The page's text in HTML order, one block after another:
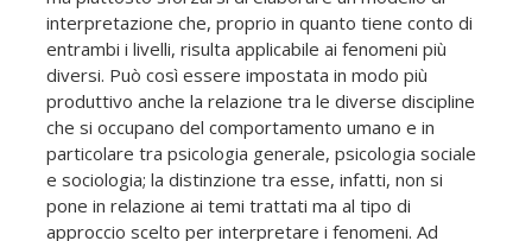
interpretazione che, proprio in quanto tiene conto di
entrambi i livelli, risulta applicabile ai fenomeni più
diversi. Può così essere impostata in modo più
produttivo anche la relazione tra le diverse discipline
che si occupano del comportamento umano e in
particolare tra psicologia generale, psicologia sociale
e sociologia; la distinzione tra esse, infatti, non si
pone in relazione ai temi trattati ma al tipo di
approccio scelto per interpretare i fenomeni. Ad